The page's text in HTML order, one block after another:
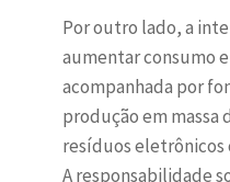
Por outro lado, a
aumentar consumo
acompanhada por
produção em massa
resíduos eletrônicos
A responsabilidade